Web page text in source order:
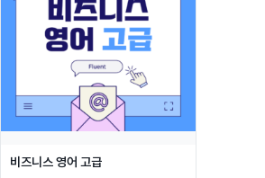
비즈니스 영어 고급